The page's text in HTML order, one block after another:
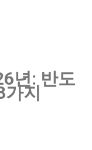
년: 반도
가지